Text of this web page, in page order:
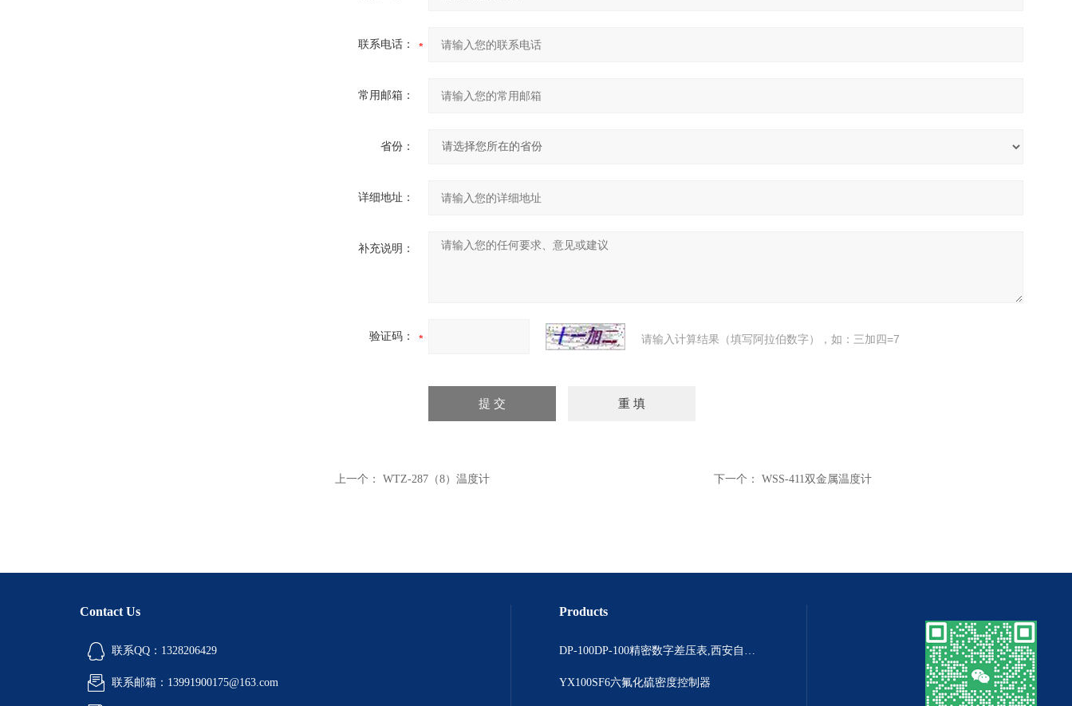
联系电话：
常用邮箱：
省份：
详细地址：
补充说明：
验证码： 请输入计算结果（填写阿拉伯数字），如：三加四=7
上一个： WTZ-287（8）温度计 下一个： WSS-411双金属温度计
Contact Us
联系QQ：1328206429
联系邮箱：13991900175@163.com
Products
DP-100DP-100精密数字差压表,西安自动化仪表一厂 数字压力表
YX100SF6六氟化硫密度控制器